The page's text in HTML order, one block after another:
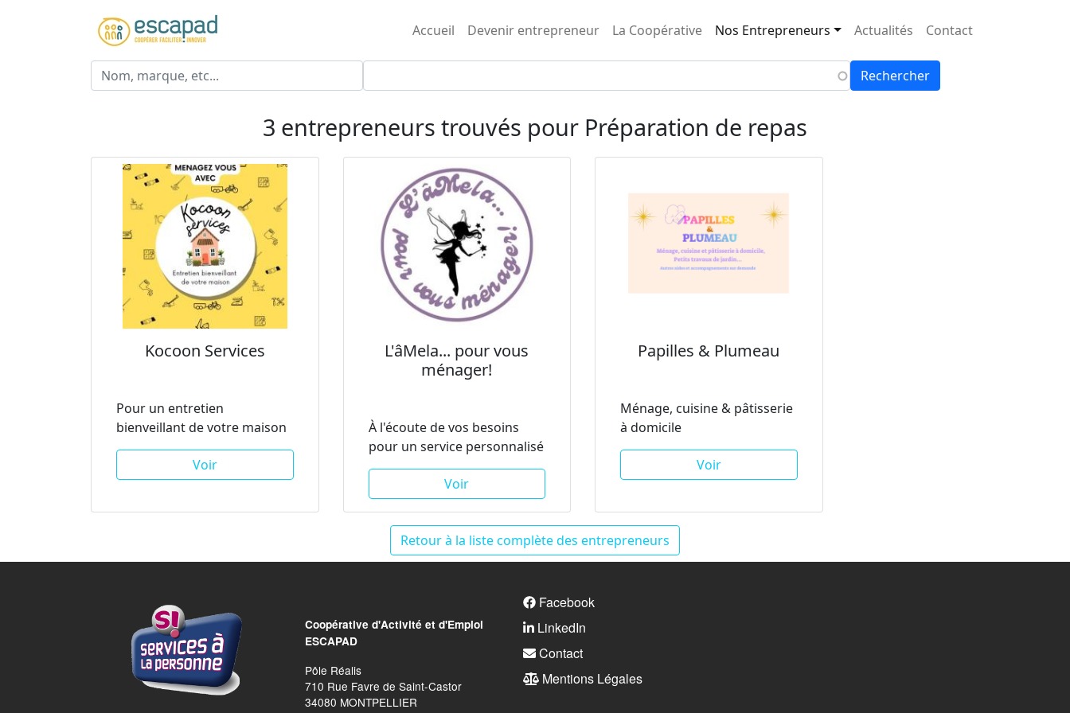
Main navigation
Accueil Devenir entrepreneur La Coopérative Nos Entrepreneurs Actualités Contact
Rechercher
3 entrepreneurs trouvés pour Préparation de repas
Kocoon Services
Pour un entretien
bienveillant de votre maison
Voir
L'âMela... pour vous
ménager!
À l'écoute de vos besoins
pour un service personnalisé
Voir
Papilles & Plumeau
Ménage, cuisine & pâtisserie
à domicile
Voir
Retour à la liste complète des entrepreneurs
Coopérative d'Activité et d'Emploi
ESCAPAD
Pôle Réalis
710 Rue Favre de Saint-Castor
34080 MONTPELLIER
FOOTER MENU
Facebook
LinkedIn
Contact
Mentions Légales